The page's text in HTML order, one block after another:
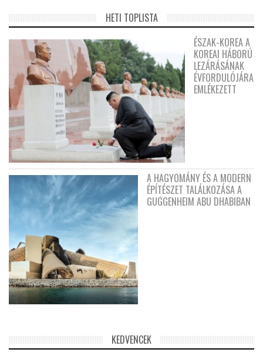
HETI TOPLISTA
ÉSZAK-KOREA A
KOREAI HÁBORÚ
LEZÁRÁSÁNAK
ÉVFORDULÓJÁRA
EMLÉKEZETT
A HAGYOMÁNY ÉS A MODERN
ÉPÍTÉSZET TALÁLKOZÁSA A
GUGGENHEIM ABU DHABIBAN
KEDVENCEK